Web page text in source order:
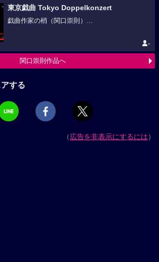
東京戯曲 Tokyo Doppelkonzert
戯曲作家の梢（関口崇則）...
-
関口崇則作品へ
する
（広告を非表示にするには）